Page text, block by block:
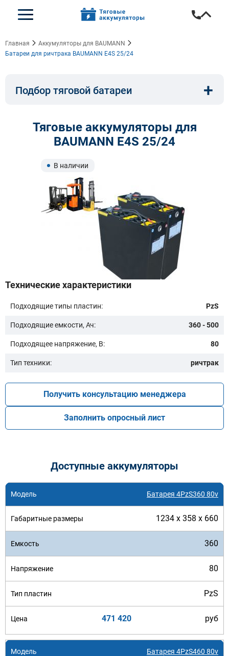
Главная
Аккумуляторы для BAUMANN
Батареи для ричтрака BAUMANN E4S 25/24
Подбор тяговой батареи
Длина, мм:
Ширина, мм:
Подобрать
+
Тяговые аккумуляторы для
BAUMANN E4S 25/24
В наличии
Технические характеристики
Подходящие типы пластин: PzS
Подходящие емкости, Ач: 360 - 500
Подходящее напряжение, В: 80
Тип техники: ричтрак
Получить консультацию менеджера
Заполнить опросный лист
Доступные аккумуляторы
Батарея 4PzS360 80v
1234 x 358 x 660
360
80
PzS
471 420 руб
Батарея 4PzS460 80v